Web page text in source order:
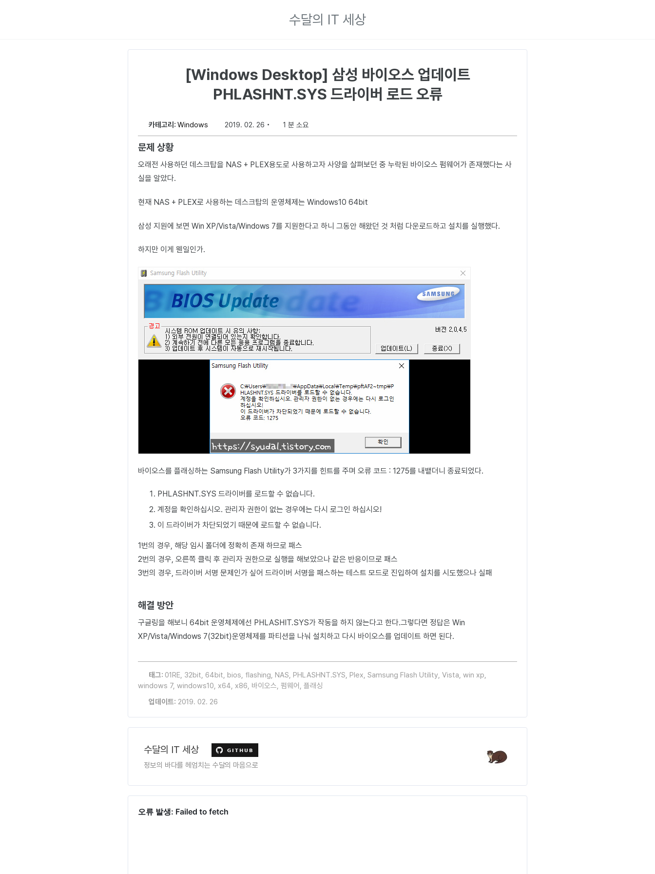
수달의 IT 세상
[Windows Desktop] 삼성 바이오스 업데이트
PHLASHNT.SYS 드라이버 로드 오류
카테고리: Windows 2019. 02. 26 1 분 소요
문제 상황
오래전 사용하던 데스크탑을 NAS + PLEX용도로 사용하고자 사양을 살펴보던 중 누락된 바이오스 펌웨어가 존재했다는 사
실을 알았다.
현재 NAS + PLEX로 사용하는 데스크탑의 운영체제는 Windows10 64bit
삼성 지원에 보면 Win XP/Vista/Windows 7를 지원한다고 하니 그동안 해왔던 것 처럼 다운로드하고 설치를 실행했다.
하지만 이게 웬일인가.
바이오스를 플래싱하는 Samsung Flash Utility가 3가지를 힌트를 주며 오류 코드 : 1275를 내뱉더니 종료되었다.
PHLASHNT.SYS 드라이버를 로드할 수 없습니다.
계정을 확인하십시오. 관리자 권한이 없는 경우에는 다시 로그인 하십시오!
이 드라이버가 차단되었기 때문에 로드할 수 없습니다.
1번의 경우, 해당 임시 폴더에 정확히 존재 하므로 패스
2번의 경우, 오른쪽 클릭 후 관리자 권한으로 실행을 해보았으나 같은 반응이므로 패스
3번의 경우, 드라이버 서명 문제인가 싶어 드라이버 서명을 패스하는 테스트 모드로 진입하여 설치를 시도했으나 실패
해결 방안
구글링을 해보니 64bit 운영체제에선 PHLASHIT.SYS가 작동을 하지 않는다고 한다.그렇다면 정답은 Win
XP/Vista/Windows 7(32bit)운영체제를 파티션을 나눠 설치하고 다시 바이오스를 업데이트 하면 된다.
태그: 01RE 32bit 64bit bios flashing NAS PHLASHNT.SYS Plex Samsung Flash Utility, Vista win xp
windows 7, windows10 x64 x86 바이오스 펌웨어
플래싱
업데이트: 2019. 02. 26
수달의 IT 세상
정보의 바다를 헤엄치는 수달의 마음으로